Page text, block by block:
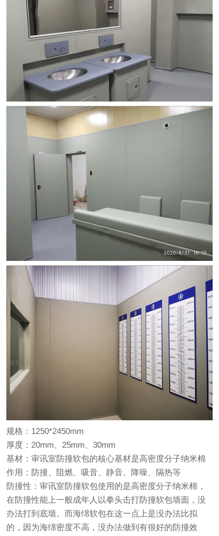
规格：1250*2450mm
厚度：20mm、25mm、30mm
基材：审讯室防撞软包的核心基材是高密度分子纳米棉
作用：防撞、阻燃、吸音、静音、降噪、隔热等
防撞性：审讯室防撞软包使用的是高密度分子纳米棉，
在防撞性能上一般成年人以拳头击打防撞软包墙面，没
办法打到底墙。而海绵软包在这一点上是没办法比拟
的，因为海绵密度不高，没办法做到有很好的防撞效